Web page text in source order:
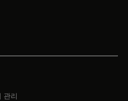
에서 열림
관리